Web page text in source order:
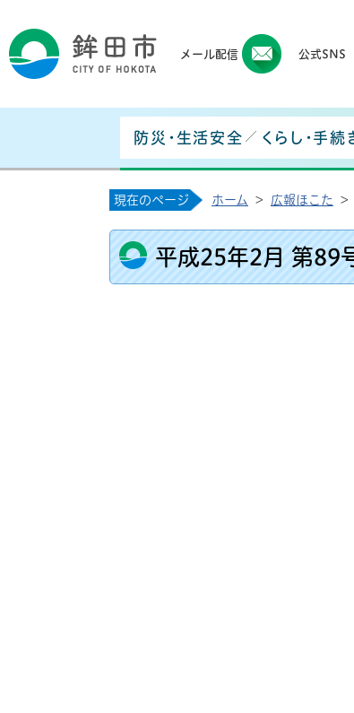
メール配信 公式SNS
防災・生活安全 くらし・手続
現在のページ ホーム > 広報ほこた >
平成25年2月 第89